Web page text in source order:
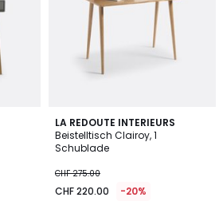
LA REDOUTE INTERIEURS
Beistelltisch Clairoy, 1
Schublade
CHF 275.00
CHF 220.00 -20%
4.2
/ 5